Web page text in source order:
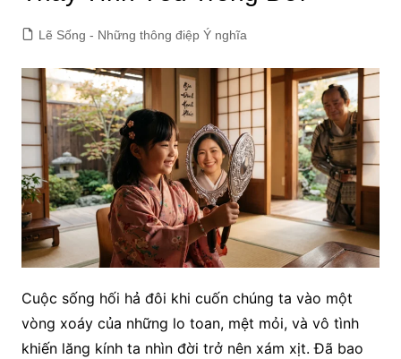
Lẽ Sống - Những thông điệp Ý nghĩa
Cuộc sống hối hả đôi khi cuốn chúng ta vào một
vòng xoáy của những lo toan, mệt mỏi, và vô tình
khiến lăng kính ta nhìn đời trở nên xám xịt. Đã bao